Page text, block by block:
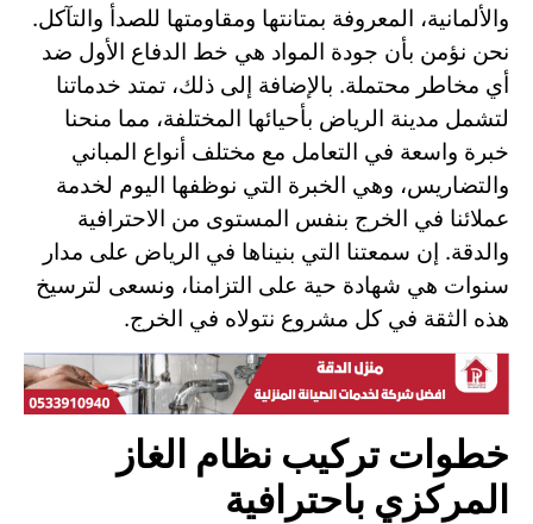
والألمانية، المعروفة بمتانتها ومقاومتها للصدأ والتآكل.
نحن نؤمن بأن جودة المواد هي خط الدفاع الأول ضد
أي مخاطر محتملة. بالإضافة إلى ذلك، تمتد خدماتنا
لتشمل مدينة الرياض بأحيائها المختلفة، مما منحنا
خبرة واسعة في التعامل مع مختلف أنواع المباني
والتضاريس، وهي الخبرة التي نوظفها اليوم لخدمة
عملائنا في الخرج بنفس المستوى من الاحترافية
والدقة. إن سمعتنا التي بنيناها في الرياض على مدار
سنوات هي شهادة حية على التزامنا، ونسعى لترسيخ
هذه الثقة في كل مشروع نتولاه في الخرج.
خطوات تركيب نظام الغاز
المركزي باحترافية